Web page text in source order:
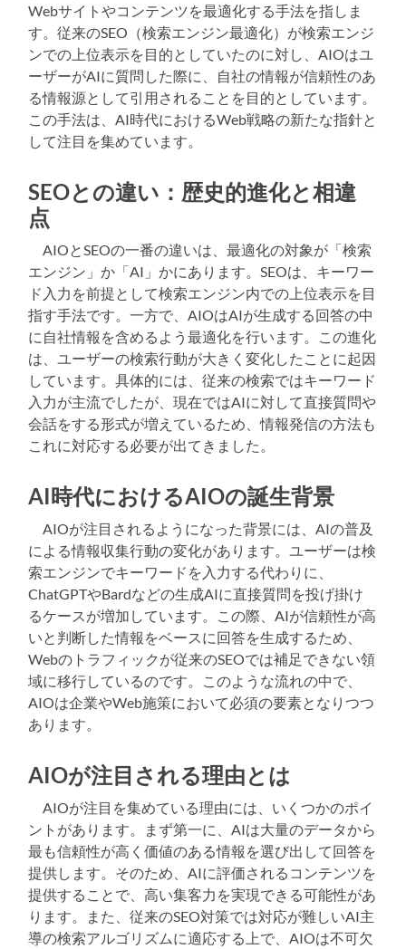
Webサイトやコンテンツを最適化する手法を指しま
す。従来のSEO（検索エンジン最適化）が検索エンジ
ンでの上位表示を目的としていたのに対し、AIOはユ
ーザーがAIに質問した際に、自社の情報が信頼性のあ
る情報源として引用されることを目的としています。
この手法は、AI時代におけるWeb戦略の新たな指針と
して注目を集めています。
SEOとの違い：歴史的進化と相違
点
AIOとSEOの一番の違いは、最適化の対象が「検索
エンジン」か「AI」かにあります。SEOは、キーワー
ド入力を前提として検索エンジン内での上位表示を目
指す手法です。一方で、AIOはAIが生成する回答の中
に自社情報を含めるよう最適化を行います。この進化
は、ユーザーの検索行動が大きく変化したことに起因
しています。具体的には、従来の検索ではキーワード
入力が主流でしたが、現在ではAIに対して直接質問や
会話をする形式が増えているため、情報発信の方法も
これに対応する必要が出てきました。
AI時代におけるAIOの誕生背景
AIOが注目されるようになった背景には、AIの普及
による情報収集行動の変化があります。ユーザーは検
索エンジンでキーワードを入力する代わりに、
ChatGPTやBardなどの生成AIに直接質問を投げ掛け
るケースが増加しています。この際、AIが信頼性が高
いと判断した情報をベースに回答を生成するため、
Webのトラフィックが従来のSEOでは補足できない領
域に移行しているのです。このような流れの中で、
AIOは企業やWeb施策において必須の要素となりつつ
あります。
AIOが注目される理由とは
AIOが注目を集めている理由には、いくつかのポイ
ントがあります。まず第一に、AIは大量のデータから
最も信頼性が高く価値のある情報を選び出して回答を
提供します。そのため、AIに評価されるコンテンツを
提供することで、高い集客力を実現できる可能性があ
ります。また、従来のSEO対策では対応が難しいAI主
導の検索アルゴリズムに適応する上で、AIOは不可欠